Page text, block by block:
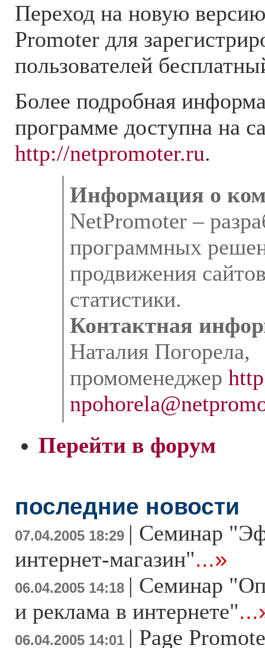
Переход на новую
Promoter для
пользователей
Более подробная
программе доступна на
http://netpromoter.ru.
Информация о
NetPromoter –
программных
продвижения
статистики.
Контактная
Наталия Погорела,
промоменеджер
Перейти в форум
последние новости
07.04.2005 18:29 | Семинар
интернет-магазин"...»
06.04.2005 14:18 | Семинар
и реклама в интернете"
06.04.2005 14:01 | Page